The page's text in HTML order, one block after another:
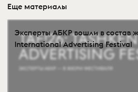
Еще материалы
Эксперты АБКР вошли в состав
International Advertising Festival